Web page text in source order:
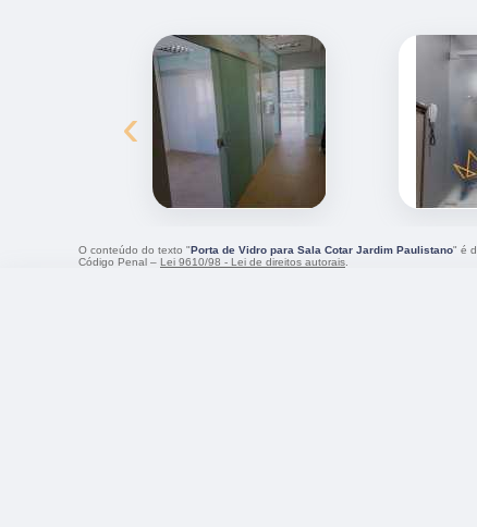
‹
O conteúdo do texto "Porta de Vidro para Sala Cotar Jardim Paulistano" é
Código Penal – Lei 9610/98 - Lei de direitos autorais